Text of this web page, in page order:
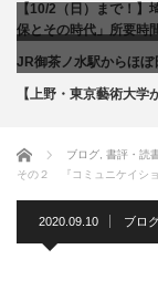
【10/2（日）まで！
保とその時代」所要時
JR御茶ノ水駅からほぼ
【上野・東京藝術大
ホーム ブログ 書評・読
その２ 『コミュニケイシ
2020.09.10 ブロ